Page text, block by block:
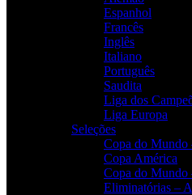
Espanhol
Francês
Inglês
Italiano
Português
Saudita
Liga dos
Liga Europa
Seleções
Copa do Mundo
Copa América
Copa do Mundo
Eliminatórias –